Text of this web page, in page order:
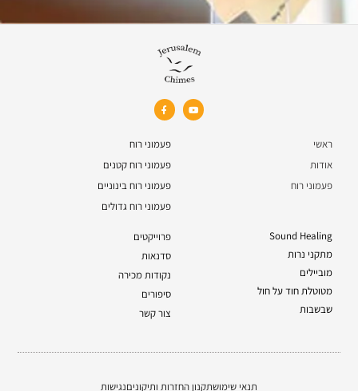
ראשי
אודות
פעמוני רוח
פעמוני רוח
פעמוני רוח קטנים
פעמוני רוח בינוניים
פעמוני רוח גדולים
Sound Healing
מתקני נרות
מוביילים
מטוטלת חוד על חול
שבשבות
פרוייקטים
סדנאות
נקודות מכירה
סיפורים
צור קשר
תנאי שימושתקנון החזרות ותיקוניםנגישות